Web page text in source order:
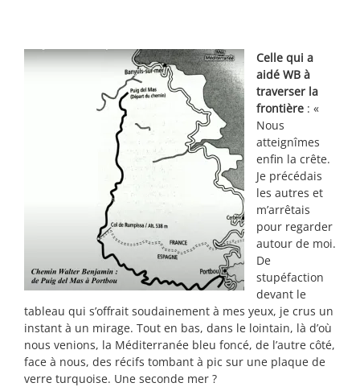
Celle qui a
aidé WB à
traverser la
frontière : «
Nous
atteignîmes
enfin la crête.
Je précédais
les autres et
m’arrêtais
pour regarder
autour de moi.
De
stupéfaction
devant le
tableau qui s’offrait soudainement à mes yeux, je crus un
instant à un mirage. Tout en bas, dans le lointain, là d’où
nous venions, la Méditerranée bleu foncé, de l’autre côté,
face à nous, des récifs tombant à pic sur une plaque de
verre turquoise. Une seconde mer ?